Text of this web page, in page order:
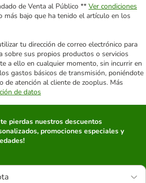
de Venta al Público ** Ver condiciones
más bajo que ha tenido el artículo en los
tu dirección de correo electrónico para
sobre sus propios productos o servicios
a ello en cualquier momento, sin incurrir en
gastos básicos de transmisión, poniéndote
de atención al cliente de zooplus. Más
de datos
te pierdas nuestros descuentos
promociones especiales y